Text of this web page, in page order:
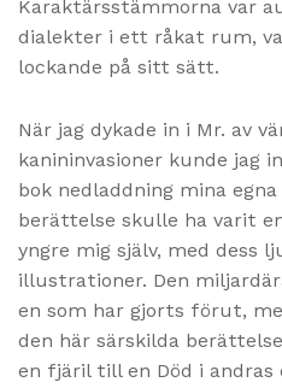
Karaktärsstämmorna var
dialekter i ett råkat rum,
lockande på sitt sätt.
När jag dykade in i Mr. av
kanininvasioner kunde jag
bok nedladdning mina
berättelse skulle ha varit
yngre mig själv, med dess
illustrationer. Den
en som har gjorts förut,
den här särskilda
en fjäril till en Död i andras